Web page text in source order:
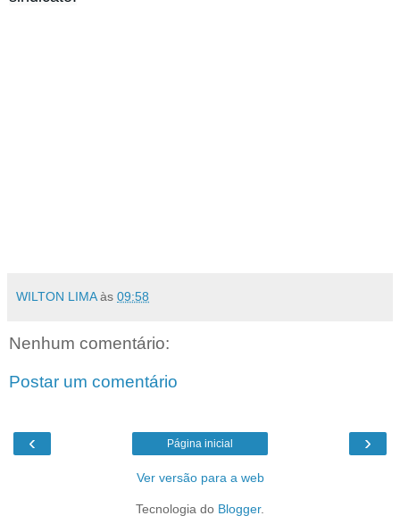
WILTON LIMA às 09:58
Nenhum comentário:
Postar um comentário
‹ ›
Página inicial
Ver versão para a web
Tecnologia do Blogger.